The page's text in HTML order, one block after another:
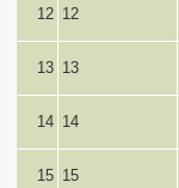
12 12
13 13
14 14
15 15